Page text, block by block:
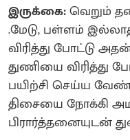
இருக்கை:வெறும்
.மேடு, பள்ளம்
விரித்து போட்டு
துணியை விரித்து
பயிற்சி செய்ய
திசையை நோக்கி
பிரார்த்தனையுடன்